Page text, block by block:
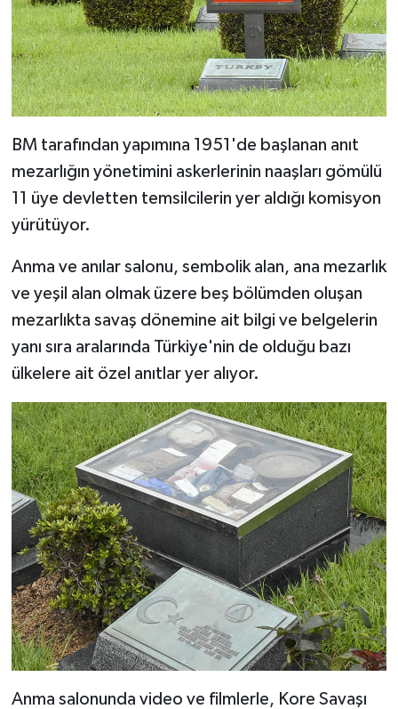
BM tarafından yapımına 1951'de başlanan anıt
mezarlığın yönetimini askerlerinin naaşları gömülü
11 üye devletten temsilcilerin yer aldığı komisyon
yürütüyor.
Anma ve anılar salonu, sembolik alan, ana mezarlık
ve yeşil alan olmak üzere beş bölümden oluşan
mezarlıkta savaş dönemine ait bilgi ve belgelerin
yanı sıra aralarında Türkiye'nin de olduğu bazı
ülkelere ait özel anıtlar yer alıyor.
Anma salonunda video ve filmlerle, Kore Savaşı
Edirne Müftülüğü
Elazığ Müftülüğü
Erzurum Müftülüğü
Eskişehir Müftülüğü
Gaziantep Müftülüğü
Gümüşhane Müftülüğü
Hakkari Müftülüğü
Hatay Müftülüğü
Iğdır Müftülüğü
Isparta Müftülüğü
İstanbul Müftülüğü
İzmir Müftülüğü
Kahramanmaraş Müftülüğü